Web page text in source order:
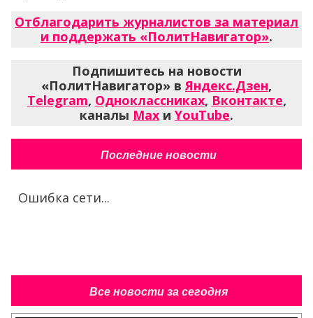
Отблагодарить журналистов за материал
и поддержать «ПолитНавигатор».
Подпишитесь на новости
«ПолитНавигатор» в Яндекс.Дзен,
Telegram, Одноклассниках, Вконтакте,
каналы Max и YouTube.
Последние новости
Ошибка сети...
Все новости за сегодня